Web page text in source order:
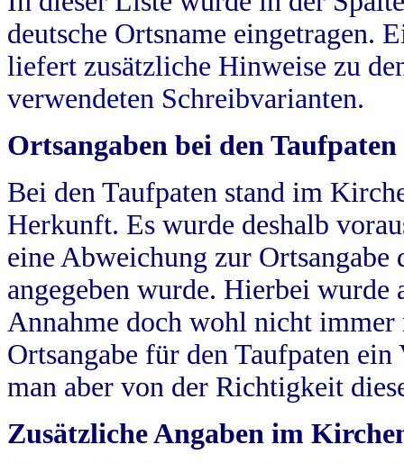
deutsche Ortsname eingetragen.
liefert zusätzliche Hinweise zu
verwendeten Schreibvarianten.
Ortsangaben bei den Taufpaten
Bei den Taufpaten stand im
Herkunft. Es wurde deshalb
eine Abweichung zur
angegeben wurde. Hierbei wurde
Annahme doch wohl nicht
Ortsangabe für den Taufpaten
man aber von der Richtigkeit
Zusätzliche Angaben im